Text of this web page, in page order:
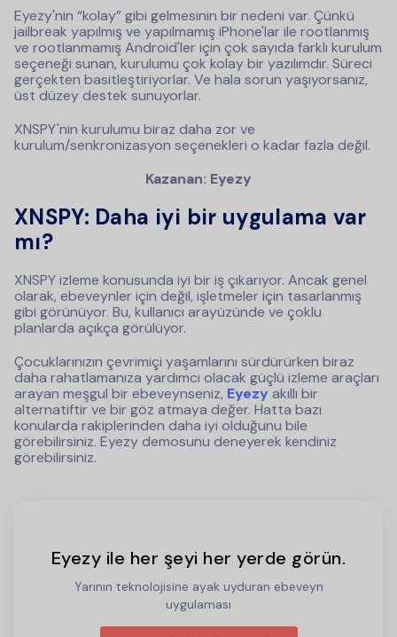
Eyezy'nin “kolay” gibi gelmesinin bir nedeni var. Çünkü
jailbreak yapılmış ve yapılmamış iPhone'lar ile rootlanmış
ve rootlanmamış Android'ler için çok sayıda farklı kurulum
seçeneği sunan, kurulumu çok kolay bir yazılımdır. Süreci
gerçekten basitleştiriyorlar. Ve hala sorun yaşıyorsanız,
üst düzey destek sunuyorlar.
XNSPY'nin kurulumu biraz daha zor ve
kurulum/senkronizasyon seçenekleri o kadar fazla değil.
Kazanan: Eyezy
XNSPY: Daha iyi bir uygulama var
mı?
XNSPY izleme konusunda iyi bir iş çıkarıyor. Ancak genel
olarak, ebeveynler için değil, işletmeler için tasarlanmış
gibi görünüyor. Bu, kullanıcı arayüzünde ve çoklu
planlarda açıkça görülüyor.
Çocuklarınızın çevrimiçi yaşamlarını sürdürürken biraz
daha rahatlamanıza yardımcı olacak güçlü izleme araçları
arayan meşgul bir ebeveynseniz, Eyezy akıllı bir
alternatiftir ve bir göz atmaya değer. Hatta bazı
konularda rakiplerinden daha iyi olduğunu bile
görebilirsiniz. Eyezy demosunu deneyerek kendiniz
görebilirsiniz.
Eyezy ile her şeyi her yerde görün.
Yarının teknolojisine ayak uyduran ebeveyn
uygulaması